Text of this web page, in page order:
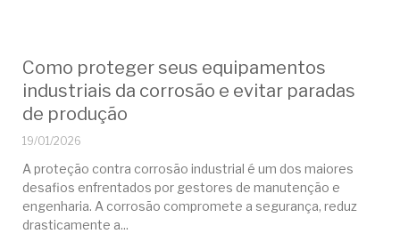
Como proteger seus equipamentos
industriais da corrosão e evitar paradas
de produção
19/01/2026
A proteção contra corrosão industrial é um dos maiores
desafios enfrentados por gestores de manutenção e
engenharia. A corrosão compromete a segurança, reduz
drasticamente a